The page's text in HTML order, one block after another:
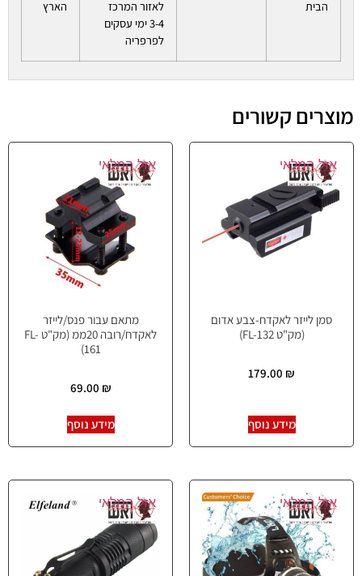
הבית
לאזור המרכז
3-4 ימי עסקים
לפרפריה
הארץ
מוצרים קשורים
אזל המלאי
סמן לייזר לאקדח-צבע אדום
(מק"ט FL-132)
179.00 ₪
מידע נוסף
אזל המלאי
מתאם עבור פנס/לייזר
לאקדח/רובה 20ממ (מק"ט FL-
161)
69.00 ₪
מידע נוסף
אזל המלאי אזל המלאי